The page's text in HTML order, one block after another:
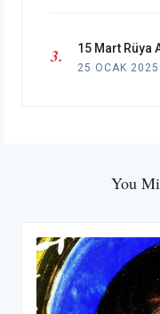
15 Mart Rüya
25 OCAK 2025
You